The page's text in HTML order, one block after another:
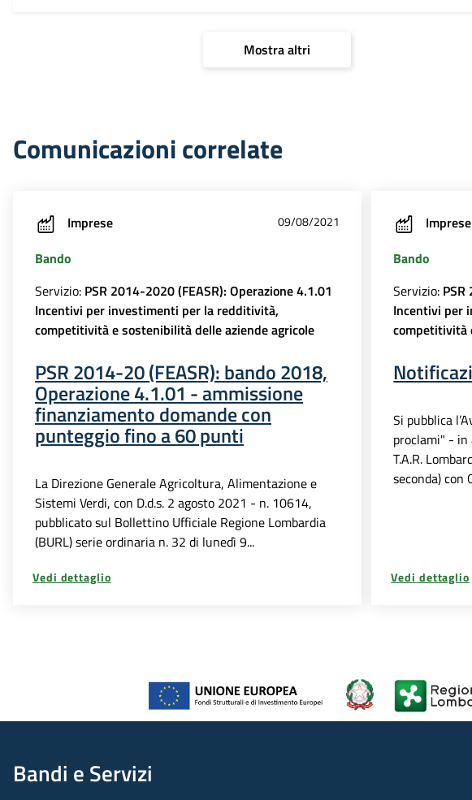
Mostra altri
Comunicazioni correlate
Imprese 09/08/2021
Bando
Servizio: PSR 2014-2020 (FEASR): Operazione 4.1.01
Incentivi per investimenti per la redditività,
competitività e sostenibilità delle aziende agricole
PSR 2014-20 (FEASR): bando 2018,
Operazione 4.1.01 - ammissione
finanziamento domande con
punteggio fino a 60 punti
La Direzione Generale Agricoltura, Alimentazione e
Sistemi Verdi, con D.d.s. 2 agosto 2021 - n. 10614,
pubblicato sul Bollettino Ufficiale Regione Lombardia
(BURL) serie ordinaria n. 32 di lunedì 9...
Vedi dettaglio
Imprese
Bando
Servizio:
Incentivi per
competitività
Si pubblica
proclami" - in
T.A.R.
seconda) con
Vedi dettaglio
Bandi e Servizi